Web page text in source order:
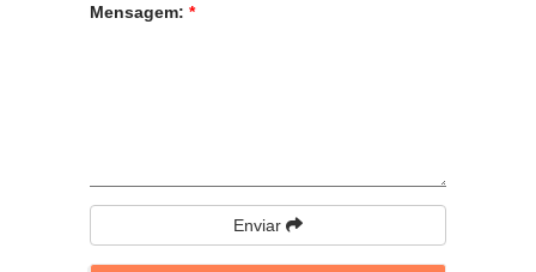
Mensagem: *
Enviar